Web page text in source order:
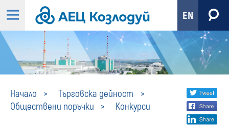
EN
Начало
Търговска дейност
Обществени поръчки
Конкурси
Конкурси
Share
social